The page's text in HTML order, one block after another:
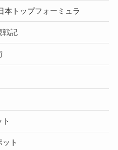
本トップフォーミュラ
戦記
ト